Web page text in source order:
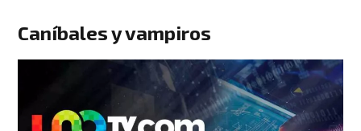
Caníbales y vampiros